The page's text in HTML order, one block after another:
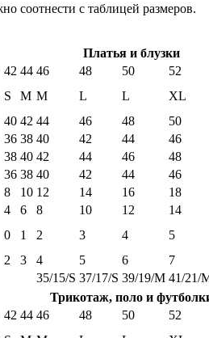
соотнести с таблицей размеров.
Платья и блузки
42 44 46 48 50
52
S M M L L
XL
40 42 44 46 48
50
36 38 40 42 44
46
38 40 42 44 46
48
36 38 40 42 44
46
8 10 12 14 16
18
4 6 8 10 12
14
0 1 2 3 4
5
2 3 4 5 6
7
35/15/S 37/17/S 39/19/M 41/21/
Трикотаж, поло и
42 44 46 48 50
52